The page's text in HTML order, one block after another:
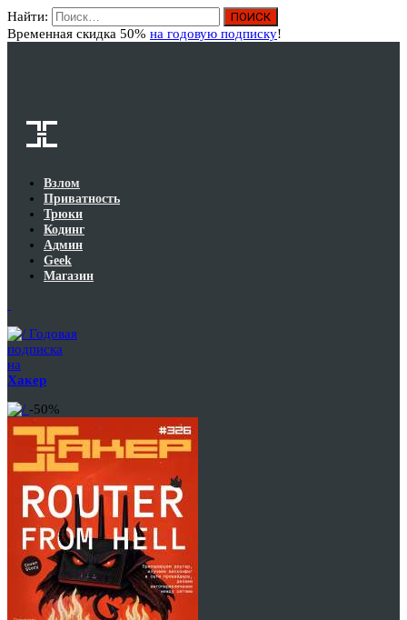
Найти:
Временная скидка 50% на годовую подписку!
Взлом
Приватность
Трюки
Кодинг
Админ
Geek
Магазин
Годовая
подписка
на
Хакер
-50%